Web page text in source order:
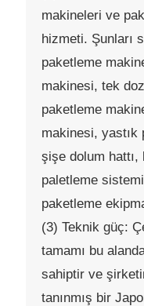
makineleri ve
hizmeti. Şunları
paketleme
makinesi, tek
paketleme
makinesi, yastık
şişe dolum
paletleme
paketleme
(3) Teknik güç:
tamamı bu
sahiptir ve
tanınmış bir